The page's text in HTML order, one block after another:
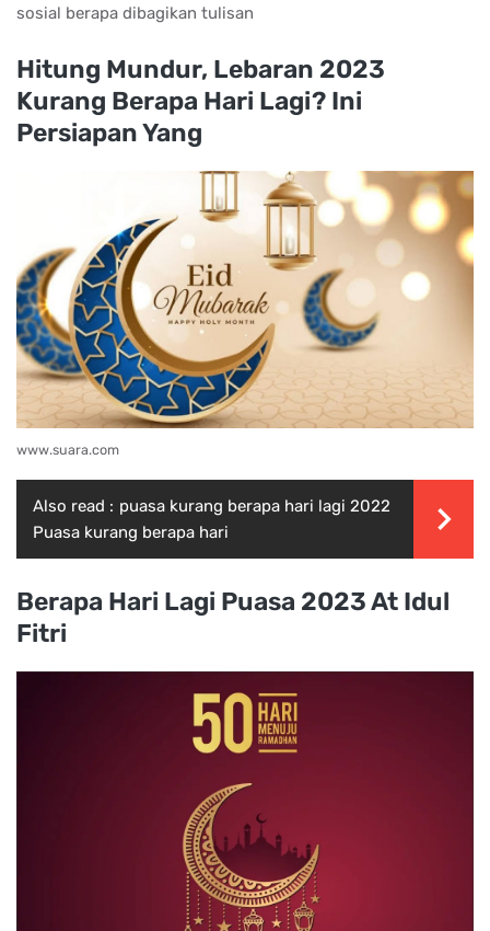
sosial berapa dibagikan tulisan
Hitung Mundur, Lebaran 2023
Kurang Berapa Hari Lagi? Ini
Persiapan Yang
www.suara.com
Also read : puasa kurang berapa hari lagi 2022
Puasa kurang berapa hari
Berapa Hari Lagi Puasa 2023 At Idul
Fitri